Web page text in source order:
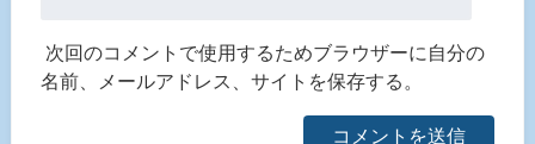
次回のコメントで使用するためブラウザーに自分の
名前、メールアドレス、サイトを保存する。